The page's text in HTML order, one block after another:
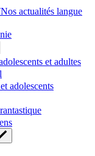
Nos actualités langue
et adultes
adolescents